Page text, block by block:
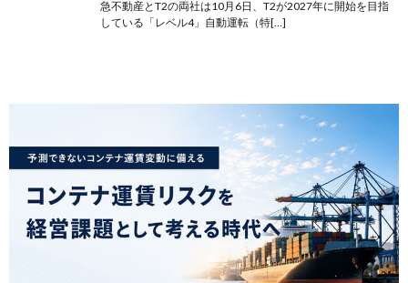
急不動産とT2の両社は10月6日、T2が2027年に開始を目指
している「レベル4」自動運転（特[…]